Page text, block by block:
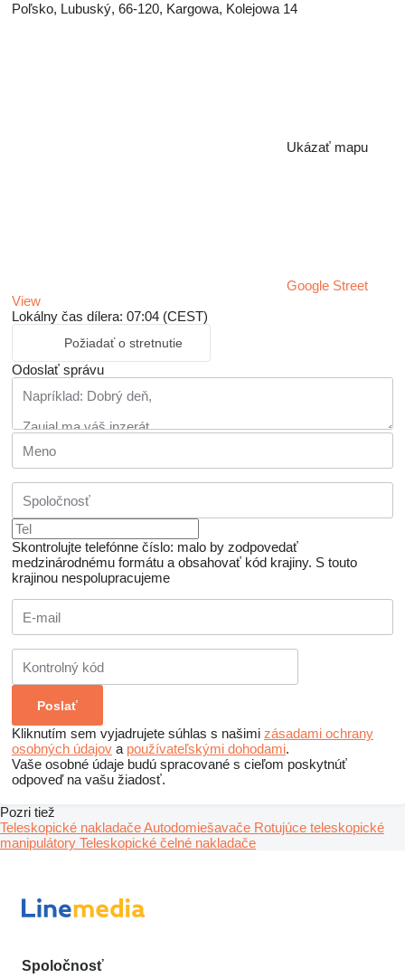
Poľsko, Lubuský, 66-120, Kargowa, Kolejowa 14
Ukázať mapu
Google Street
View
Lokálny čas dílera: 07:04 (CEST)
Požiadať o stretnutie
Odoslať správu
Skontrolujte telefónne číslo: malo by zodpovedať
medzinárodnému formátu a obsahovať kód krajiny. S touto
krajinou nespolupracujeme
Kliknutím sem vyjadrujete súhlas s našimi zásadami ochrany
osobných údajov a používateľskými dohodami.
Vaše osobné údaje budú spracované s cieľom poskytnúť
odpoveď na vašu žiadosť.
Pozri tiež
Teleskopické nakladačeAutodomiešavače Rotujúce teleskopické
manipulátory Teleskopické čelné nakladače
Spoločnosť